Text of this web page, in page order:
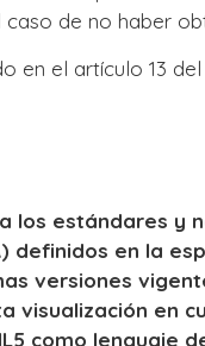
de no haber
el artículo 13 del
los estándares y
en la
versiones
visualización en
como lenguaje